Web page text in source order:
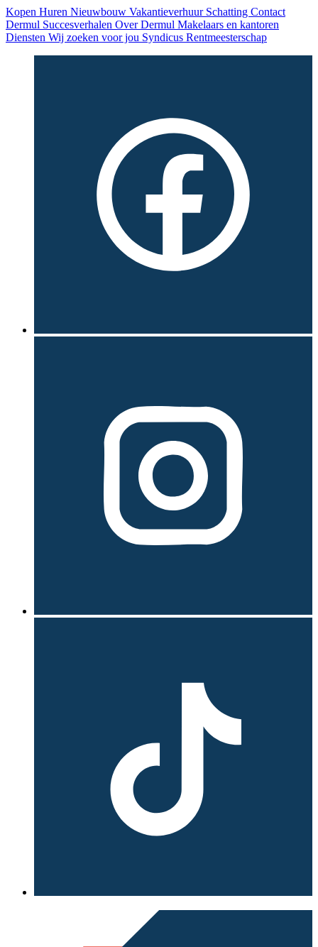
Kopen Huren Nieuwbouw Vakantieverhuur Schatting Contact
Dermul Succesverhalen Over Dermul Makelaars en kantoren
Diensten Wij zoeken voor jou Syndicus Rentmeesterschap